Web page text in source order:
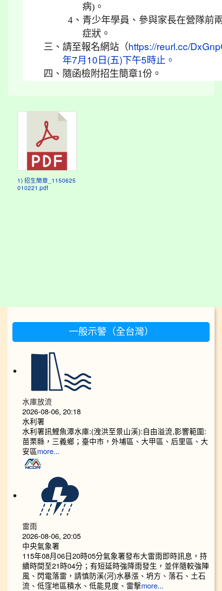
病)。
4、 青少年學員、參與家長在營隊前
症狀。
三、 請至報名網站（ https://reurl.cc/
年7月10日(五)下午5時止。
四、 隨函檢附招生簡章1份。
1) 招生簡章_1150625
010221.pdf
一般示警（全台灣）
水庫放流
2026-08-06, 20:18
水利署
水利署訊鯉魚潭水庫:(洩洪至景山溪):自由溢流,影響範圍:
苗栗縣，三義鄉；臺中市，外埔區、大甲區、后里區、大
安區more...
雷雨
2026-08-06, 20:05
中央氣象署
115年08月06日20時05分氣象署發布大雷雨即時訊息，持
續時間至21時04分；有短延時強降雨發生，並伴隨較強陣
風、閃電落雷，請慎防溪(河)水暴漲、坍方、落石、土石
流、低窪地區積水、低能見度、雷擊more...